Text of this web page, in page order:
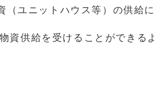
ユニットハウス等）の供給
供給を受けることができる